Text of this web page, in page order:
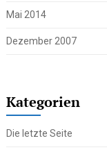
Mai 2014
Dezember 2007
Kategorien
Die letzte Seite